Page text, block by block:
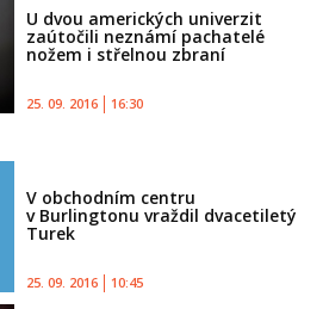
U dvou amerických univerzit
zaútočili neznámí pachatelé
nožem i střelnou zbraní
25. 09. 2016 16:30
V obchodním centru
v Burlingtonu vraždil dvacetiletý
Turek
25. 09. 2016 10:45